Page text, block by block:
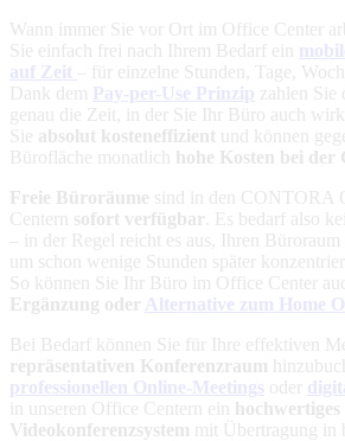
Wann immer Sie vor Ort im Office Center
Sie einfach frei nach Ihrem Bedarf ein
auf Zeit
– für einzelne Stunden, Tage,
Dank dem Pay-per-Use Prinzip zahlen Sie
genau die Zeit, in der Sie Ihr Büro auch
Sie absolut kosteneffizient und können
Bürofläche monatlich hohe Kosten bei der
Freie Büroräume sind in den CONTORA
Centern sofort verfügbar
. Es bedarf also
– in der Regel reicht es aus, Ihren
um schon wenige Stunden später
So können Sie Ihr Büro im Office Center
Ergänzung oder
Alternative zum Home
Bei Bedarf können Sie für Ihre effektiven
repräsentativen Konferenzraum
professionellen Online-Meetings oder
in unseren Office Centern ein hochwertiges
Videokonferenzsystem mit Übertragung in